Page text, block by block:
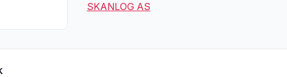
SKANLOG AS